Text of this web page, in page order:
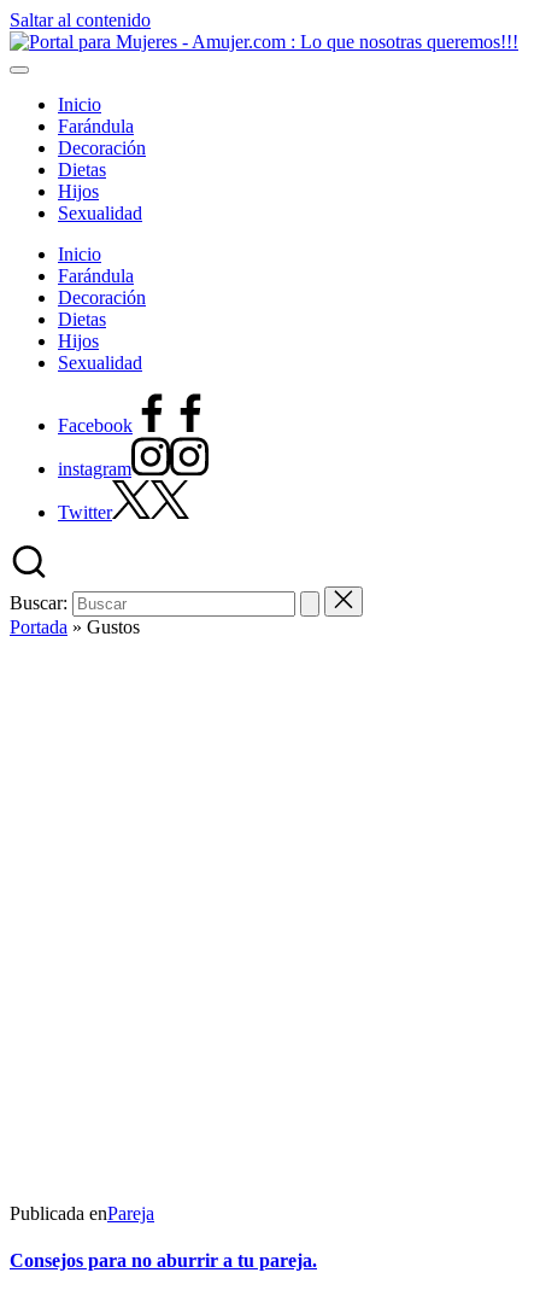
Saltar al contenido
Inicio
Farándula
Decoración
Dietas
Hijos
Sexualidad
Inicio
Farándula
Decoración
Dietas
Hijos
Sexualidad
Facebook
instagram
Twitter
Buscar:
Portada » Gustos
Publicada enPareja
Consejos para no aburrir a tu pareja.